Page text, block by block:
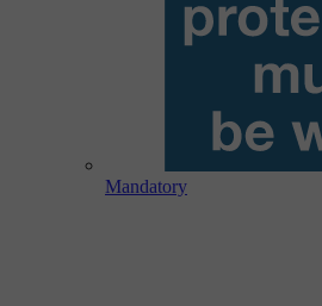
Mandatory